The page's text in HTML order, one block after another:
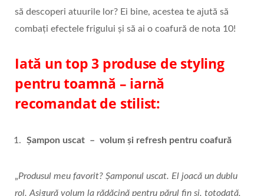
să descoperi atuurile lor? Ei bine, acestea te ajută să
combați efectele frigului și să ai o coafură de nota 10!
Iată un top 3 produse de styling
pentru toamnă – iarnă
recomandat de stilist:
Șampon uscat – volum și refresh pentru coafură
„Produsul meu favorit? Șamponul uscat. El joacă un dublu
rol. Asigură volum la rădăcină pentru părul fin și, totodată,